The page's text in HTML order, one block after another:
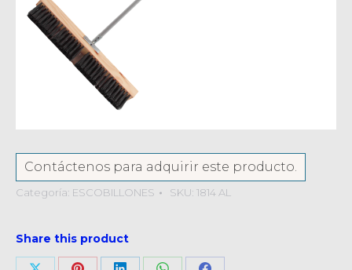
Contáctenos para adquirir este producto.
Categoría: ESCOBILLONES SKU: 1814 AL
Share this product